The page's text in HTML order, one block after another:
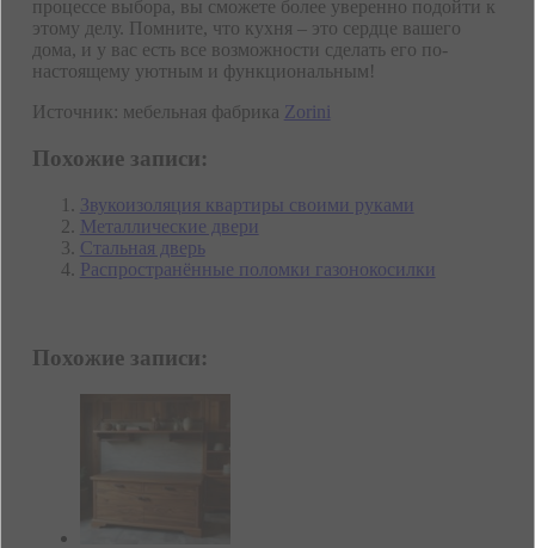
процессе выбора, вы сможете более уверенно подойти к
этому делу. Помните, что кухня – это сердце вашего
дома, и у вас есть все возможности сделать его по-
настоящему уютным и функциональным!
Источник: мебельная фабрика Zorini
Похожие записи:
Звукоизоляция квартиры своими руками
Металлические двери
Стальная дверь
Распространённые поломки газонокосилки
Похожие записи: